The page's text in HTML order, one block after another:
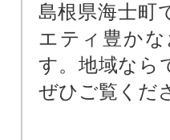
島根県海士町
エティ豊か
す。地域なら
ぜひご覧くだ